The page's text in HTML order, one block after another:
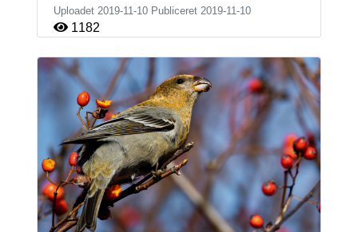
Uploadet 2019-11-10 Publiceret 2019-11-10
1182